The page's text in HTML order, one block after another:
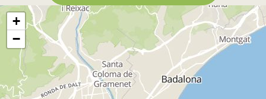
+
−